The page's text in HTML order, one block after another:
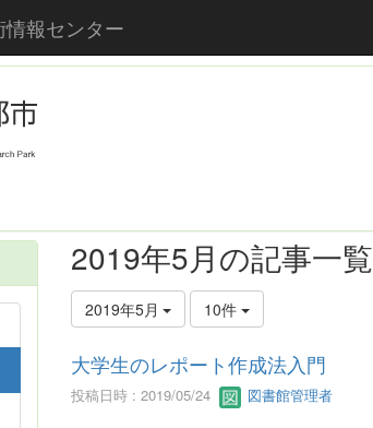
報センター
2019年5月の記事一覧
2019年5月 10件
大学生のレポート作成法入門
投稿日時 : 2019/05/24 図書館管理者